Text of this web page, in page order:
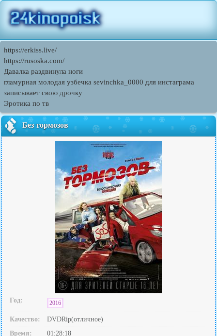
https://erkiss.live/
https://rusoska.com/
Давалка раздвинула ноги
гламурная молодая узбечка sevinchka_0000 для инстаграма
записывает свою дрочку
Эротика по тв
Без тормозов
Год: 2016
Качество:
DVDRip(отличное)
Время:
01:28:18